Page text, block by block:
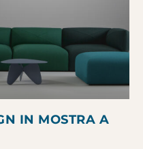
IN MOSTRA A